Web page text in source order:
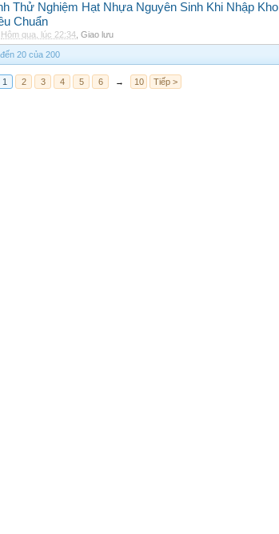
Thử Nghiệm Hạt Nhựa Nguyên Sinh Khi Nhập Kho
Chuẩn
Hôm qua, lúc 22:34 Giao lưu
20 của 200
1 2 3 4 5 6 → 10 Tiếp >